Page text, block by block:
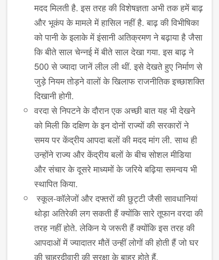
मदद मिलती है. इस तरह की विशेषज्ञता अभी तक हमें बाढ़
और भूकंप के मामले में हासिल नहीं है. बाढ़ की विभीषिका
को पानी के इलाके में इंसानी अतिक्रमण ने बढ़ाया है जैसा
कि बीते साल चेन्नई में बीते साल देखा गया. इस बाढ़ ने
500 से ज्यादा जानें लील ली थीं. इसे देखते हुए निर्माण से
जुड़े नियम तोड़ने वालों के खिलाफ राजनीतिक इच्छाशक्ति
दिखानी होगी.
वरदा से निपटने के दौरान एक अच्छी बात यह भी देखने
को मिली कि दक्षिण के इन दोनों राज्यों की सरकारों ने
समय पर केंद्रीय आपदा बलों की मदद मांग ली. साथ ही
उन्होंने राज्य और केंद्रीय बलों के बीच सोशल मीडिया
और संचार के दूसरे माध्यमों के जरिये बढ़िया समन्वय भी
स्थापित किया.
स्कूल-कॉलेजों और दफ्तरों की छुट्टी जैसी सावधानियां
थोड़ा अतिरेकी लग सकती हैं क्योंकि सारे तूफान वरदा की
तरह नहीं होते. लेकिन ये जरूरी हैं क्योंकि इस तरह की
आपदाओं में ज्यादातर मौतें उन्हीं लोगों की होती हैं जो घर
की चाहरदीवारी की सुरक्षा के बाहर होते हैं.